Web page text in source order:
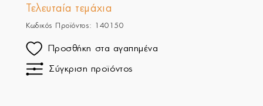
Τελευταία τεμάχια
Κωδικός Προϊόντος: 140150
Προσθήκη στα αγαπημένα
Σύγκριση προϊόντος